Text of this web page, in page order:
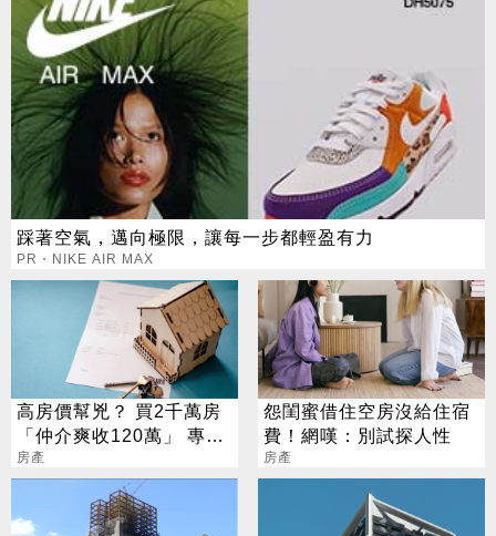
踩著空氣，邁向極限，讓每一步都輕盈有力
PR・NIKE AIR MAX
高房價幫兇？ 買2千萬房
「仲介爽收120萬」 專家
揭真相
房產
怨閨蜜借住空房沒給住宿
費！網嘆：別試探人性
房產